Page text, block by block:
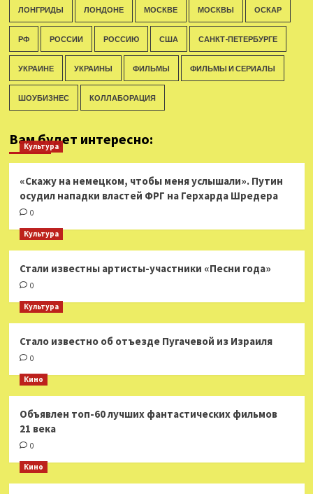
ЛОНГРИДЫ ЛОНДОНЕ МОСКВЕ МОСКВЫ ОСКАР
РФ РОССИИ РОССИЮ США САНКТ-ПЕТЕРБУРГЕ
УКРАИНЕ УКРАИНЫ ФИЛЬМЫ ФИЛЬМЫ И СЕРИАЛЫ
ШОУБИЗНЕС КОЛЛАБОРАЦИЯ
Вам будет интересно:
Культура
«Скажу на немецком, чтобы меня услышали». Путин
осудил нападки властей ФРГ на Герхарда Шредера
0
Культура
Стали известны артисты-участники «Песни года»
0
Культура
Стало известно об отъезде Пугачевой из Израиля
0
Кино
Объявлен топ-60 лучших фантастических фильмов
21 века
0
Кино